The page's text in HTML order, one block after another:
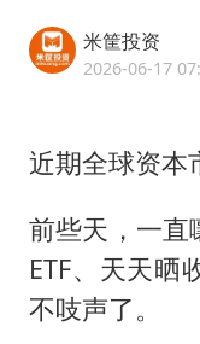
米筐投资
2026-06-17
近期全球资本
前些天，一直
ETF、天天晒
不吱声了。